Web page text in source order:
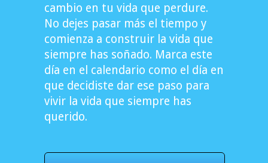
cambio en tu vida que perdure.
No dejes pasar más el tiempo y
comienza a construir la vida que
siempre has soñado. Marca este
día en el calendario como el día en
que decidiste dar ese paso para
vivir la vida que siempre has
querido.